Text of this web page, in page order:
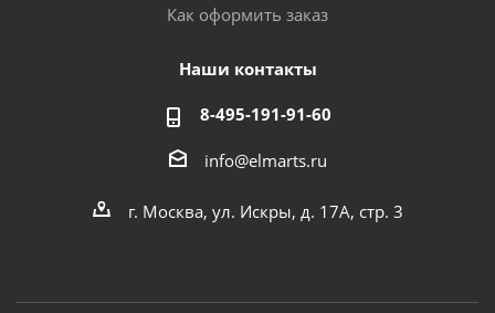
Как оформить заказ
Наши контакты
8-495-191-91-60
info@elmarts.ru
г. Москва, ул. Искры, д. 17А, стр. 3